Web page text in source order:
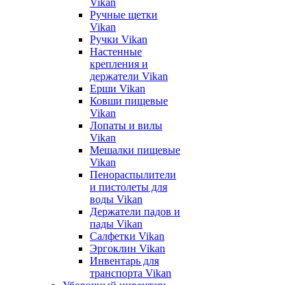
Vikan
Ручные щетки
Vikan
Ручки Vikan
Настенные
крепления и
держатели Vikan
Ерши Vikan
Ковши пищевые
Vikan
Лопаты и вилы
Vikan
Мешалки пищевые
Vikan
Пенораспылители
и пистолеты для
воды Vikan
Держатели падов и
пады Vikan
Салфетки Vikan
Эргоклин Vikan
Инвентарь для
транспорта Vikan